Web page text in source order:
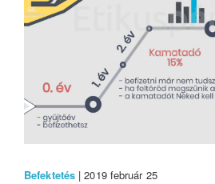
Befektetés | 2019 február 25